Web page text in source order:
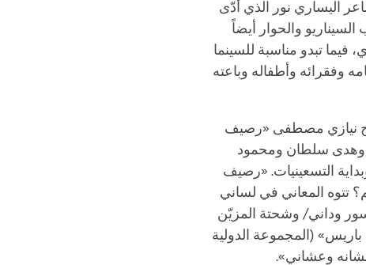
اليساري نور الذي أدّى
والحوار أيضاً
فيما تبدو مناسبة للسينما
وفقرائه وأطفاله وباعته
نيازي مصطفى «رصيف
شوقي وهدى سلطان ومحمود
التسعينيات. «رصيف
تتوه المعاني في لساني
وداني/ وشحتة المزيّن
(المجموعة الدولية
وعشاني».